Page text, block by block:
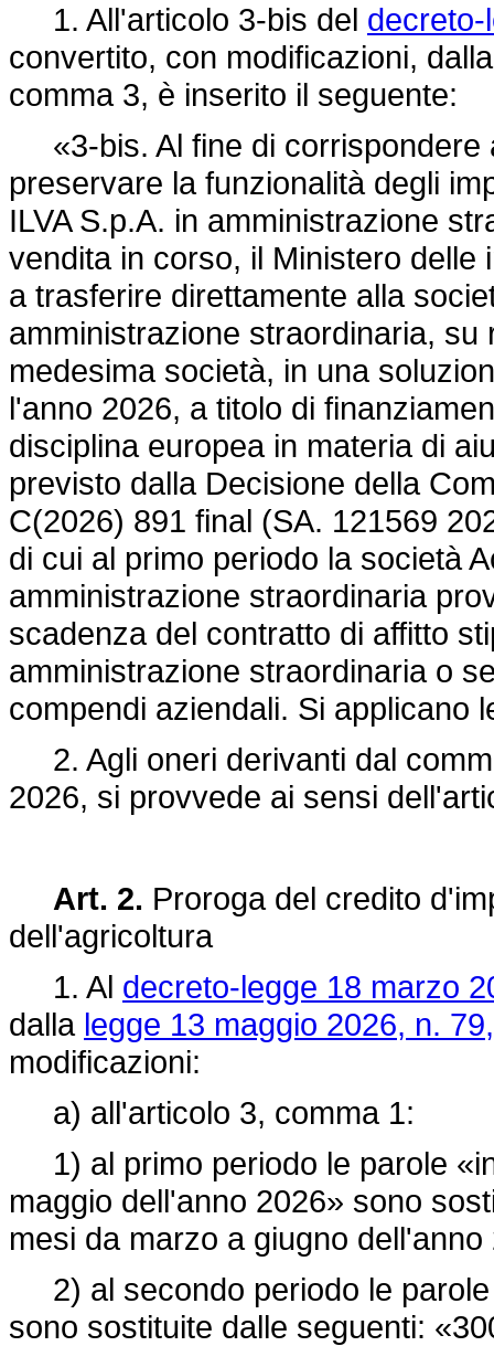
1. All'articolo 3-bis del decreto-
convertito, con modificazioni,
comma 3, è inserito il seguente:
«3-bis. Al fine di corrispondere
preservare la funzionalità degli
ILVA S.p.A. in amministrazione
vendita in corso, il Ministero
a trasferire direttamente alla
amministrazione straordinaria,
medesima società, in una
l'anno 2026, a titolo di
disciplina europea in materia di
previsto dalla Decisione della
C(2026) 891 final (SA. 121569
di cui al primo periodo la società
amministrazione straordinaria
scadenza del contratto di affitto
amministrazione straordinaria o
compendi aziendali. Si applicano
2. Agli oneri derivanti dal
2026, si provvede ai sensi
Art. 2. Proroga del credito
dell'agricoltura
1. Al decreto-legge 18 marzo
dalla legge 13 maggio 2026, n. 79,
modificazioni:
a) all'articolo 3, comma 1:
1) al primo periodo le parole
maggio dell'anno 2026» sono
mesi da marzo a giugno dell'anno
2) al secondo periodo le parole
sono sostituite dalle seguenti: